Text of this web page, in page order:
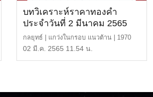
บทวิเคราะห์ราคาทองคำ
ประจำวันที่ 2 มีนาคม 2565
กลยุทธ์ | แกว่งในกรอบ แนวต้าน | 1970
หรือ 30,100 บาท แน […]
02 มี.ค. 2565 11.54 น.